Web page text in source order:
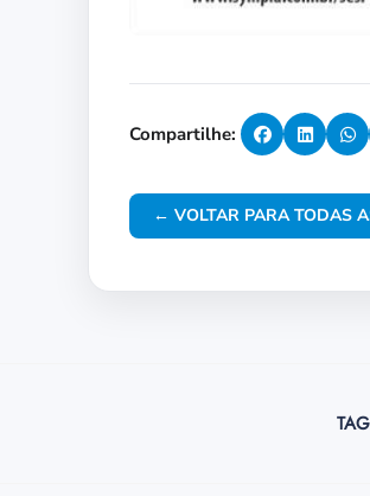
Compartilhe:
← VOLTAR PARA TODAS